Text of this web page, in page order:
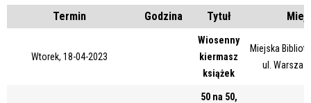
Kategoria
Trwające w zakresie
Termin Godzina Tytuł
Wtorek, 18-04-2023
Wiosenny
kiermasz
książek
Miejska
ul.
50 na 50,